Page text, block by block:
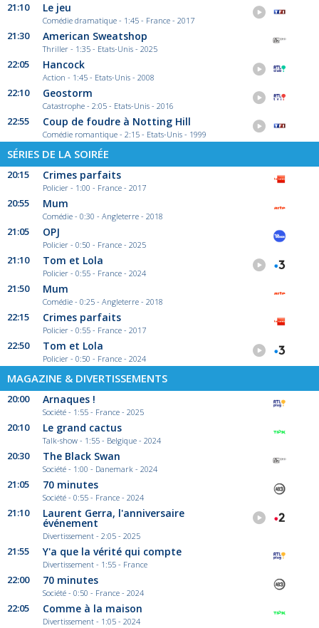
21:10 Le jeu
Comédie dramatique - 1:45 - France - 2017
21:30 American Sweatshop
Thriller - 1:35 - Etats-Unis - 2025
22:05 Hancock
Action - 1:45 - Etats-Unis - 2008
22:10 Geostorm
Catastrophe - 2:05 - Etats-Unis - 2016
22:55 Coup de foudre à Notting Hill
Comédie romantique - 2:15 - Etats-Unis - 1999
SÉRIES DE LA SOIRÉE
20:15 Crimes parfaits
Policier - 1:00 - France - 2017
20:55 Mum
Comédie - 0:30 - Angleterre - 2018
21:05 OPJ
Policier - 0:50 - France - 2025
21:10 Tom et Lola
Policier - 0:55 - France - 2024
21:50 Mum
Comédie - 0:25 - Angleterre - 2018
22:15 Crimes parfaits
Policier - 0:55 - France - 2017
22:50 Tom et Lola
Policier - 0:50 - France - 2024
MAGAZINE & DIVERTISSEMENTS
20:00 Arnaques !
Société - 1:55 - France - 2025
20:10 Le grand cactus
Talk-show - 1:55 - Belgique - 2024
20:30 The Black Swan
Société - 1:00 - Danemark - 2024
21:05 70 minutes
Société - 0:55 - France - 2024
21:10 Laurent Gerra, l'anniversaire
événement
Divertissement - 2:05 - 2025
21:55 Y'a que la vérité qui compte
Divertissement - 1:55 - France
22:00 70 minutes
Société - 0:50 - France - 2024
22:05 Comme à la maison
Divertissement - 1:05 - 2024